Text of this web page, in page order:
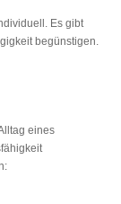
Es gibt
begünstigen.
eines